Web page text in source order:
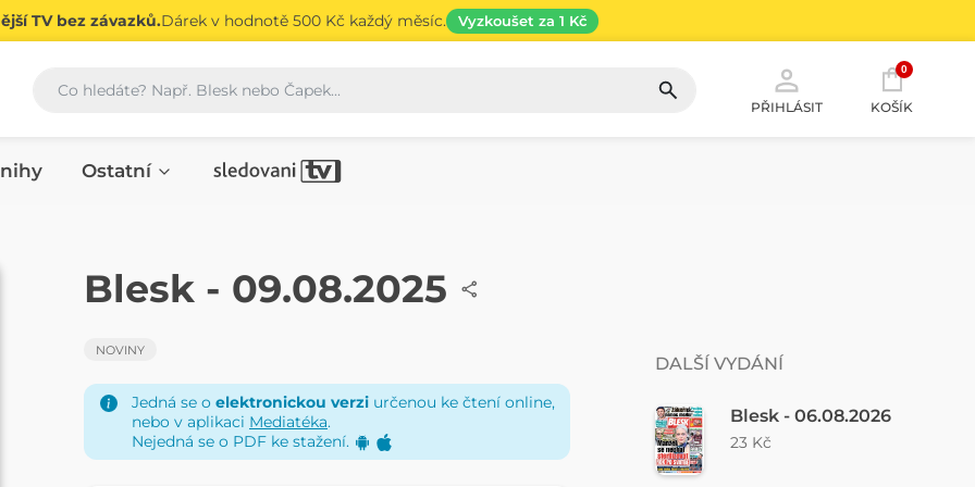
TV bez závazků.Dárek v hodnotě 500 Kč každý měsíc. Vyzkoušet za 1 Kč
Vyhledávání
PŘIHLÁSIT
0
KOŠÍK
Ostatní
NOVINY
Blesk - 09.08.2025
NOVINY
Jedná se o elektronickou verzi určenou ke čtení online,
nebo v aplikaci Mediatéka.
Nejedná se o PDF ke stažení.
DALŠÍ VYDÁNÍ
Blesk - 06.08.2026
23 Kč